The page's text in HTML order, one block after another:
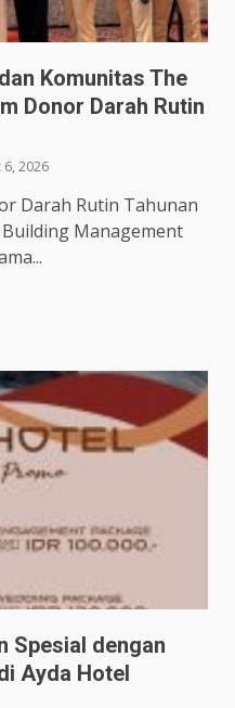
Komunitas The
Donor Darah Rutin
6, 2026
Darah Rutin Tahunan
Management
Spesial dengan
Ayda Hotel